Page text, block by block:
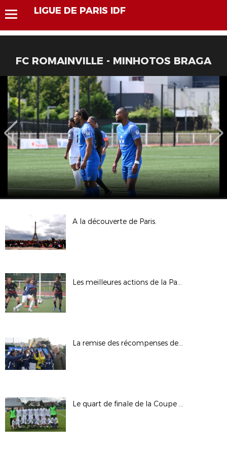
LIGUE DE PARIS IDF
FC ROMAINVILLE - MINHOTOS BRAGA
A la découverte de Paris.
Les meilleures actions de la Paris Ladies Cup en action.
La remise des récompenses de la Paris Ladies Cup.
Le quart de finale de la Coupe des Régions UEFA en images